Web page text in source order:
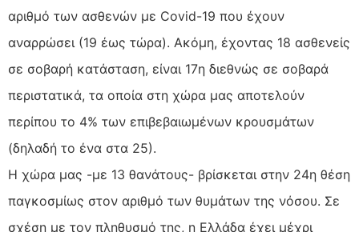
αριθμό των ασθενών με Covid-19 που έχουν
αναρρώσει (19 έως τώρα). Ακόμη, έχοντας 18 ασθενείς
σε σοβαρή κατάσταση, είναι 17η διεθνώς σε σοβαρά
περιστατικά, τα οποία στη χώρα μας αποτελούν
περίπου το 4% των επιβεβαιωμένων κρουσμάτων
(δηλαδή το ένα στα 25).
Η χώρα μας -με 13 θανάτους- βρίσκεται στην 24η θέση
παγκοσμίως στον αριθμό των θυμάτων της νόσου. Σε
σχέση με τον πληθυσμό της, η Ελλάδα έχει μέχρι